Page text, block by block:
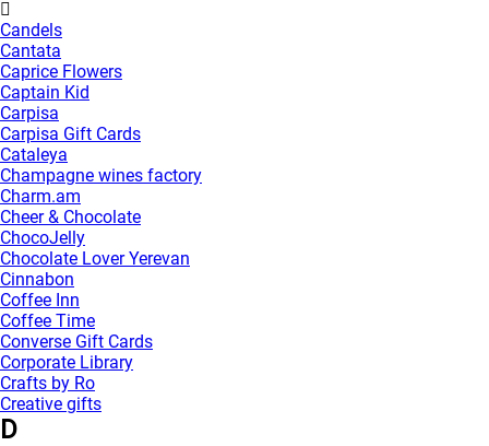
Candels
Cantata
Caprice Flowers
Captain Kid
Carpisa
Carpisa Gift Cards
Cataleya
Champagne wines factory
Charm.am
Cheer & Chocolate
ChocoJelly
Chocolate Lover Yerevan
Cinnabon
Coffee Inn
Coffee Time
Converse Gift Cards
Corporate Library
Crafts by Ro
Creative gifts
D